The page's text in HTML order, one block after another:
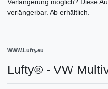
Verlängerung möglich? Diese
verlängerbar. Ab erhältlich.
WWW.Lufty.eu
Lufty® - VW